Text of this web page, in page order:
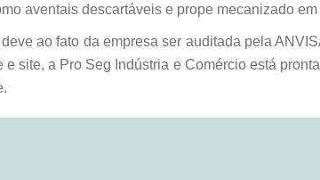
aventais descartáveis e prope mecanizado
deve ao fato da empresa ser auditada pela
e site, a Pro Seg Indústria e Comércio está